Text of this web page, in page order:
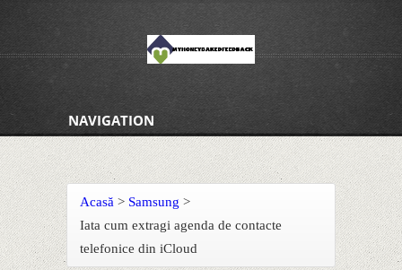
NAVIGATION
Acasă > Samsung >
Iata cum extragi agenda de contacte
telefonice din iCloud